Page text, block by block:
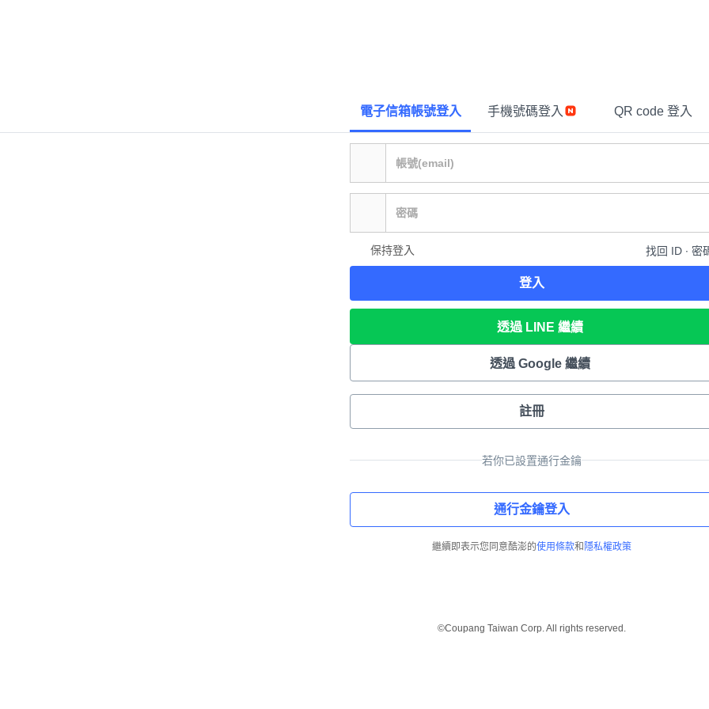
電子信箱帳號登入 手機號碼登入 QR code 登入
保持登入 找回 ID ∙ 密
登入
透過 LINE 繼續
透過 Google 繼續
註冊
若你已設置通行金鑰
通行金鑰登入
繼續即表示您同意酷澎的使用條款和 隱私權政策
©Coupang Taiwan Corp. All rights reserved.